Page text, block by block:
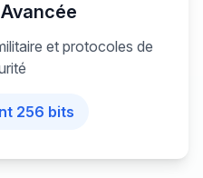
et protocoles de
256 bits